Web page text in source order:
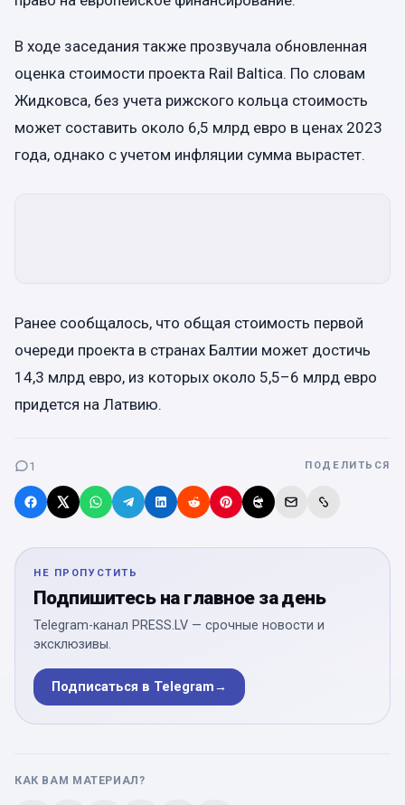
В ходе заседания также прозвучала обновленная
оценка стоимости проекта Rail Baltica. По словам
Жидковса, без учета рижского кольца стоимость
может составить около 6,5 млрд евро в ценах 2023
года, однако с учетом инфляции сумма вырастет.
Ранее сообщалось, что общая стоимость первой
очереди проекта в странах Балтии может достичь
14,3 млрд евро, из которых около 5,5–6 млрд евро
придется на Латвию.
1 ПОДЕЛИТЬСЯ
НЕ ПРОПУСТИТЬ
Подпишитесь на главное за день
Telegram-канал PRESS.LV — срочные новости и
эксклюзивы.
Подписаться в Telegram→
КАК ВАМ МАТЕРИАЛ?